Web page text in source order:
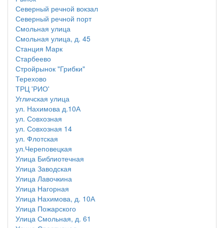
Северный речной вокзал
Северный речной порт
Смольная улица
Смольная улица, д. 45
Станция Марк
Старбеево
Стройрынок "Грибки"
Терехово
ТРЦ 'РИО'
Угличская улица
ул. Нахимова д.10А
ул. Совхозная
ул. Совхозная 14
ул. Флотская
ул.Череповецкая
Улица Библиотечная
Улица Заводская
Улица Лавочкина
Улица Нагорная
Улица Нахимова, д. 10А
Улица Пожарского
Улица Смольная, д. 61